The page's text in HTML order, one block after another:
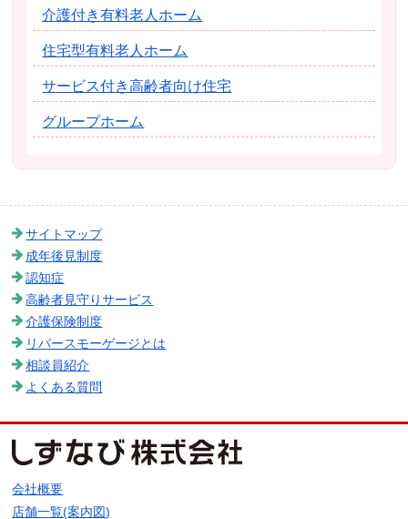
介護付き有料老人ホーム
住宅型有料老人ホーム
サービス付き高齢者向け住宅
グループホーム
サイトマップ
成年後見制度
認知症
高齢者見守りサービス
介護保険制度
リバースモーゲージとは
相談員紹介
よくある質問
会社概要
店舗一覧(案内図)